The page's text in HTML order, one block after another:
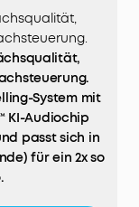
System mit
KI-Audiochip
passt sich in
für ein 2x so